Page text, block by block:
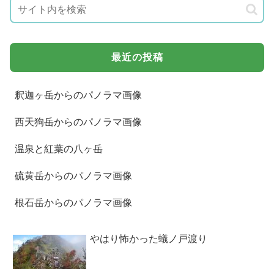
最近の投稿
釈迦ヶ岳からのパノラマ画像
西天狗岳からのパノラマ画像
温泉と紅葉の八ヶ岳
硫黄岳からのパノラマ画像
根石岳からのパノラマ画像
やはり怖かった蟻ノ戸渡り